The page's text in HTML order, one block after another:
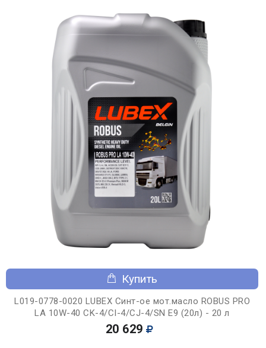
Купить
L019-0778-0020 LUBEX Синт-ое мот.масло ROBUS PRO
LA 10W-40 CK-4/CI-4/CJ-4/SN E9 (20л) - 20 л
20 629